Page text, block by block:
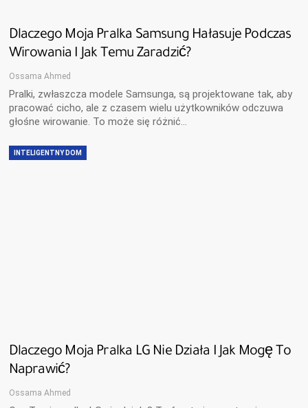
Dlaczego Moja Pralka Samsung Hałasuje Podczas
Wirowania I Jak Temu Zaradzić?
Ossama Ahmed
Pralki, zwłaszcza modele Samsunga, są projektowane tak, aby
pracować cicho, ale z czasem wielu użytkowników odczuwa
głośne wirowanie. To może się różnić…
INTELIGENTNY DOM
Dlaczego Moja Pralka LG Nie Działa I Jak Mogę To
Naprawić?
Ossama Ahmed